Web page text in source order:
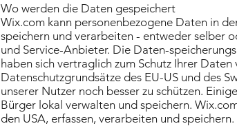
Wo werden die Daten gespeichert
Wix.com kann personenbezogene Daten in
speichern und verarbeiten - entweder selber
und Service-Anbieter. Die Daten-
haben sich vertraglich zum Schutz Ihrer
Datenschutzgrundsätze des EU-US und des
unserer Nutzer noch besser zu schützen.
Bürger lokal verwalten und speichern.
den USA, erfassen, verarbeiten und speichern.